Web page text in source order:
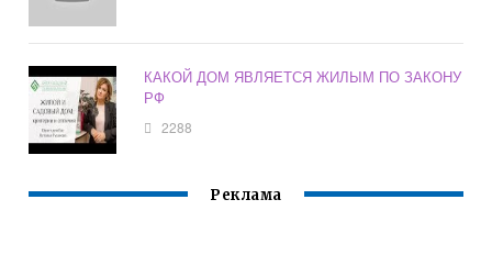
КАКОЙ ДОМ ЯВЛЯЕТСЯ ЖИЛЫМ ПО ЗАКОНУ
РФ
2288
Реклама